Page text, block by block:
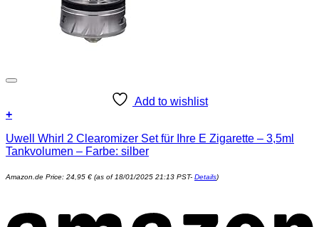
Add to wishlist
+
Uwell Whirl 2 Clearomizer Set für Ihre E Zigarette – 3,5ml
Tankvolumen – Farbe: silber
Amazon.de Price: 24,95 € (as of 18/01/2025 21:13 PST- Details)